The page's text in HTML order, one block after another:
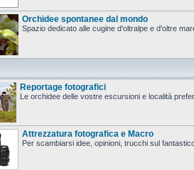
Orchidee spontanee dal mondo
Spazio dedicato alle cugine d'oltralpe e d'oltre
Reportage fotografici
Le orchidee delle vostre escursioni e località
Attrezzatura fotografica e Macro
Per scambiarsi idee, opinioni, trucchi sul